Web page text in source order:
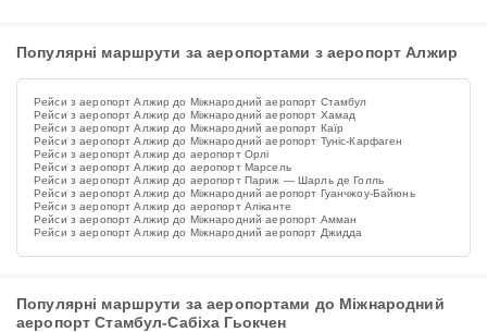
Популярні маршрути за аеропортами з аеропорт Алжир
Рейси з аеропорт Алжир до Міжнародний аеропорт Стамбул
Рейси з аеропорт Алжир до Міжнародний аеропорт Хамад
Рейси з аеропорт Алжир до Міжнародний аеропорт Каїр
Рейси з аеропорт Алжир до Міжнародний аеропорт Туніс-Карфаген
Рейси з аеропорт Алжир до аеропорт Орлі
Рейси з аеропорт Алжир до аеропорт Марсель
Рейси з аеропорт Алжир до аеропорт Париж — Шарль де Голль
Рейси з аеропорт Алжир до Міжнародний аеропорт Гуанчжоу-Байюнь
Рейси з аеропорт Алжир до аеропорт Аліканте
Рейси з аеропорт Алжир до Міжнародний аеропорт Амман
Рейси з аеропорт Алжир до Міжнародний аеропорт Джидда
Популярні маршрути за аеропортами до Міжнародний
аеропорт Стамбул-Сабіха Гьокчен